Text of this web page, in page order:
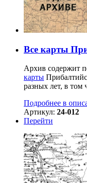
Все карты
Архив содержит
карты
разных лет, в том
Подробнее в
Артикул: 24-012
Перейти